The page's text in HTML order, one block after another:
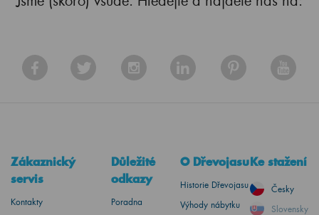
Zákaznický
servis
Kontakty
Důležité
odkazy
Poradna
O Dřevojasu
Historie Dřevojasu
Výhody nábytku
Ke stažení
Česky
Slovensky